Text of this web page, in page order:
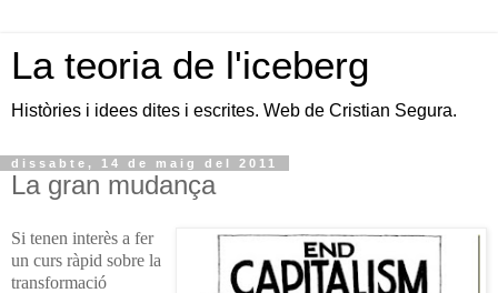
La teoria de l'iceberg
Històries i idees dites i escrites. Web de Cristian Segura.
dissabte, 14 de maig del 2011
La gran mudança
Si tenen interès a fer
un curs ràpid sobre la
transformació